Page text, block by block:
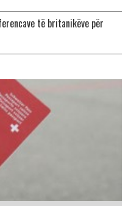
të britanikëve për